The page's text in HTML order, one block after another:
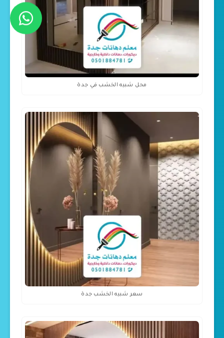
محل شبيه الخشب في جدة
سعر شبيه الخشب جدة